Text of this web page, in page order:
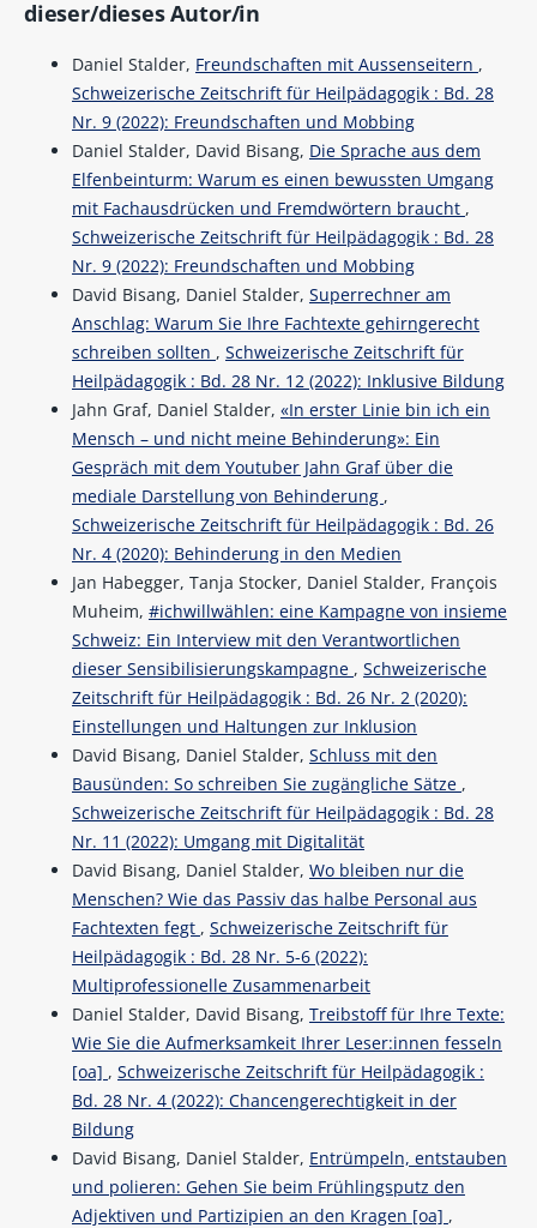
dieser/dieses Autor/in
Daniel Stalder, Freundschaften mit Aussenseitern ,
Schweizerische Zeitschrift für Heilpädagogik : Bd. 28
Nr. 9 (2022): Freundschaften und Mobbing
Daniel Stalder, David Bisang, Die Sprache aus dem
Elfenbeinturm: Warum es einen bewussten Umgang
mit Fachausdrücken und Fremdwörtern braucht ,
Schweizerische Zeitschrift für Heilpädagogik : Bd. 28
Nr. 9 (2022): Freundschaften und Mobbing
David Bisang, Daniel Stalder, Superrechner am
Anschlag: Warum Sie Ihre Fachtexte gehirngerecht
schreiben sollten , Schweizerische Zeitschrift für
Heilpädagogik : Bd. 28 Nr. 12 (2022): Inklusive Bildung
Jahn Graf, Daniel Stalder, «In erster Linie bin ich ein
Mensch – und nicht meine Behinderung»: Ein
Gespräch mit dem Youtuber Jahn Graf über die
mediale Darstellung von Behinderung ,
Schweizerische Zeitschrift für Heilpädagogik : Bd. 26
Nr. 4 (2020): Behinderung in den Medien
Jan Habegger, Tanja Stocker, Daniel Stalder, François
Muheim, #ichwillwählen: eine Kampagne von insieme
Schweiz: Ein Interview mit den Verantwortlichen
dieser Sensibilisierungskampagne , Schweizerische
Zeitschrift für Heilpädagogik : Bd. 26 Nr. 2 (2020):
Einstellungen und Haltungen zur Inklusion
David Bisang, Daniel Stalder, Schluss mit den
Bausünden: So schreiben Sie zugängliche Sätze ,
Schweizerische Zeitschrift für Heilpädagogik : Bd. 28
Nr. 11 (2022): Umgang mit Digitalität
David Bisang, Daniel Stalder, Wo bleiben nur die
Menschen? Wie das Passiv das halbe Personal aus
Fachtexten fegt , Schweizerische Zeitschrift für
Heilpädagogik : Bd. 28 Nr. 5-6 (2022):
Multiprofessionelle Zusammenarbeit
Daniel Stalder, David Bisang, Treibstoff für Ihre Texte:
Wie Sie die Aufmerksamkeit Ihrer Leser:innen fesseln
[oa] , Schweizerische Zeitschrift für Heilpädagogik :
Bd. 28 Nr. 4 (2022): Chancengerechtigkeit in der
Bildung
David Bisang, Daniel Stalder, Entrümpeln, entstauben
und polieren: Gehen Sie beim Frühlingsputz den
Adjektiven und Partizipien an den Kragen [oa] ,